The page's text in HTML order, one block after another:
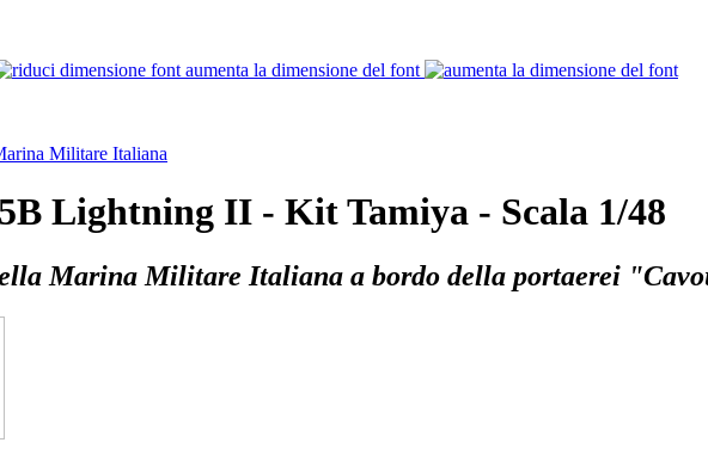
aumenta la dimensione del font
Lightning II - Kit Tamiya - Scala 1/48
Marina Militare Italiana a bordo della portaerei